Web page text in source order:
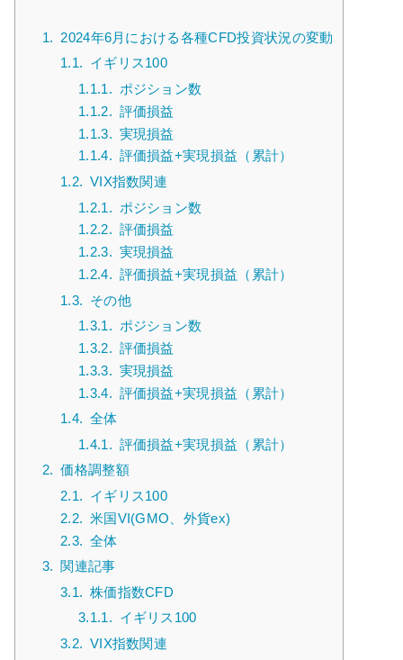
1. 2024年6月における各種CFD投資状況の変動
1.1. イギリス100
1.1.1. ポジション数
1.1.2. 評価損益
1.1.3. 実現損益
1.1.4. 評価損益+実現損益（累計）
1.2. VIX指数関連
1.2.1. ポジション数
1.2.2. 評価損益
1.2.3. 実現損益
1.2.4. 評価損益+実現損益（累計）
1.3. その他
1.3.1. ポジション数
1.3.2. 評価損益
1.3.3. 実現損益
1.3.4. 評価損益+実現損益（累計）
1.4. 全体
1.4.1. 評価損益+実現損益（累計）
2. 価格調整額
2.1. イギリス100
2.2. 米国VI(GMO、外貨ex)
2.3. 全体
3. 関連記事
3.1. 株価指数CFD
3.1.1. イギリス100
3.2. VIX指数関連